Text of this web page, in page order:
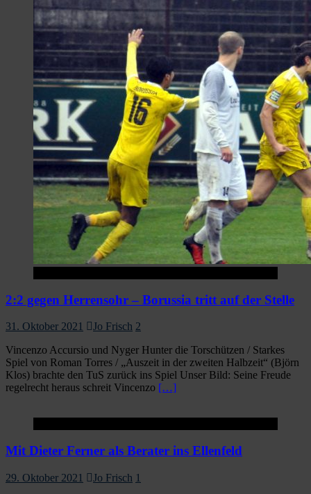
2:2 gegen Herrensohr – Borussia tritt auf der Stelle
31. Oktober 2021 Jo Frisch 2
Vincenzo Accursio und Nyger Hunter die Torschützen / Starkes
Spiel von Roman Torres / „Auszeit in der zweiten Halbzeit“ (Björn
Klos) brachte den TuS zurück ins Spiel Unser Bild: Seine Freude
regelrecht heraus schreit Vincenzo […]
Mit Dieter Ferner als Berater ins Ellenfeld
29. Oktober 2021 Jo Frisch 1